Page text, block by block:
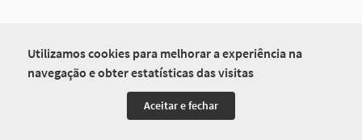
Utilizamos cookies para melhorar a experiência na
navegação e obter estatísticas das visitas
Aceitar e fechar